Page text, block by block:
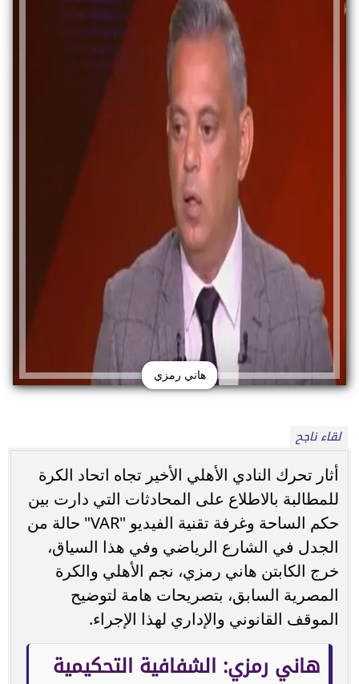
هاني رمزي
لقاء ناجح
أثار تحرك النادي الأهلي الأخير تجاه اتحاد الكرة
للمطالبة بالاطلاع على المحادثات التي دارت بين
حكم الساحة وغرفة تقنية الفيديو "VAR" حالة من
الجدل في الشارع الرياضي وفي هذا السياق،
خرج الكابتن هاني رمزي، نجم الأهلي والكرة
المصرية السابق، بتصريحات هامة لتوضيح
الموقف القانوني والإداري لهذا الإجراء.
هاني رمزي: الشفافية التحكيمية